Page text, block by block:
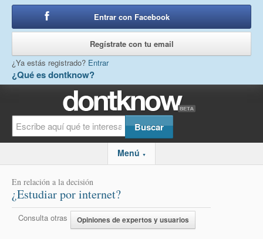
¿Qué es dontknow?
Entrar con Facebook
Regístrate con tu email
¿Ya estás registrado? Entrar
Menú ▼
En relación a la decisión
¿Estudiar por internet?
Consulta otras Opiniones de expertos y usuarios